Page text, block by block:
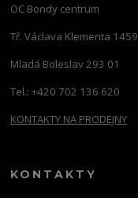
OC Bondy centrum
Tř. Václava Klementa 1459
Mladá Boleslav 293 01
Tel.: +420 702 136 620
KONTAKTY NA PRODEJNY
KONTAKTY